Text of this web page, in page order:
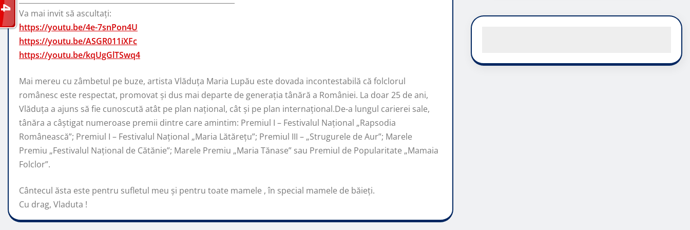
Va mai invit să ascultați:
https://youtu.be/4e-7snPon4U
https://youtu.be/ASGR011iXFc
https://youtu.be/kqUgGlTSwq4
Mai mereu cu zâmbetul pe buze, artista Vlăduța Maria Lupău este dovada incontestabilă că folclorul
românesc este respectat, promovat şi dus mai departe de generaţia tânără a României. La doar 25 de ani,
Vlăduța a ajuns să fie cunoscută atât pe plan naţional, cât şi pe plan internaţional.De-a lungul carierei sale,
tânăra a câştigat numeroase premii dintre care amintim: Premiul I – Festivalul Național „Rapsodia
Românească”; Premiul I – Festivalul Național „Maria Lătărețu”; Premiul III – „Strugurele de Aur”; Marele
Premiu „Festivalul Național de Cătănie”; Marele Premiu „Maria Tănase” sau Premiul de Popularitate „Mamaia
Folclor”.
Cântecul ăsta este pentru sufletul meu și pentru toate mamele , în special mamele de băieți.
Cu drag, Vladuta !